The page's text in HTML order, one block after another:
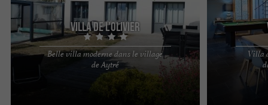
Villa de l'Olivier
Belle villa moderne dans le village
de Aytré
Située à proximité de l'océan dans le village de
Aytré, cette très belle villa moderne accueille 8-9
Villa
Située à
Aytré, cette